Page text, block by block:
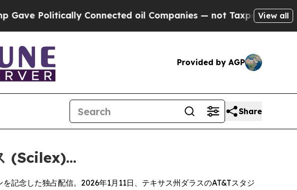
Connected oil Companies — not Taxpayers — the Chance
View all
Provided by AGP
Share
(Scilex)…
記念した独占配信。2026年1月11日、テキサス州ダラスのAT&Tスタジ